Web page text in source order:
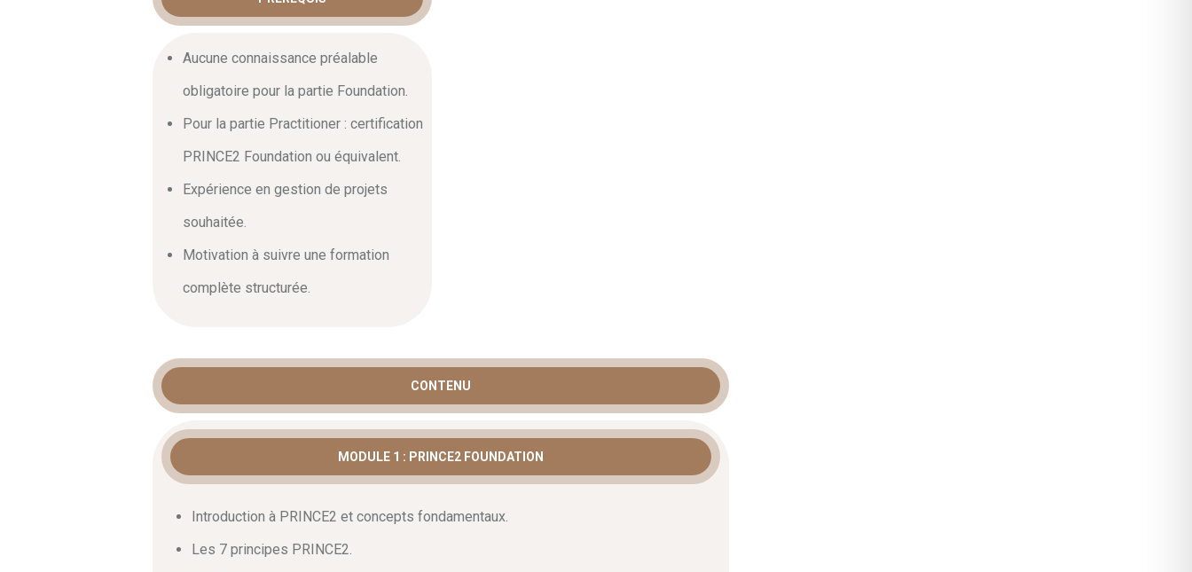
Aucune connaissance préalable
obligatoire pour la partie Foundation.
Pour la partie Practitioner : certification
PRINCE2 Foundation ou équivalent.
Expérience en gestion de projets
souhaitée.
Motivation à suivre une formation
complète structurée.
CONTENU
MODULE 1 : PRINCE2 FOUNDATION
Introduction à PRINCE2 et concepts fondamentaux.
Les 7 principes PRINCE2.